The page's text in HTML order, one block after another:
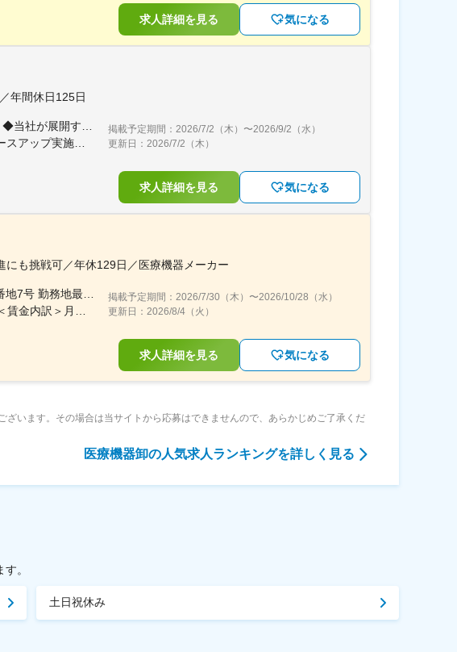
求人詳細を見る 気になる
年間休日125日
掲載予定期間： 2026/7/2（木） 〜2026/9/2（水）
更新日： 2026/7/2（木）
求人詳細を見る 気になる
にも挑戦可／年休129日／医療機器メーカー
掲載予定期間： 2026/7/30（木） 〜2026/10/28（水）
更新日： 2026/8/4（火）
求人詳細を見る 気になる
います。その場合は当サイトから応募はできませんので、あらかじめご了承くだ
医療機器卸の人気求人ランキングを詳しく見る
。
土日祝休み